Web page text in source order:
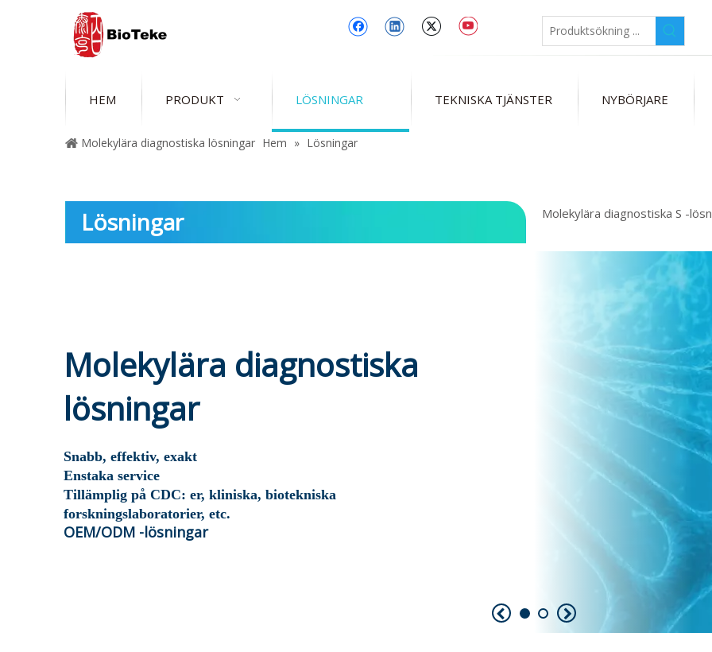
HEM PRODUKT LÖSNINGAR TEKNISKA TJÄNSTER NYBÖRJARE
Molekylära diagnostiska lösningar Hem » Lösningar
Lösningar Molekylära diagnostiska S -
Molekylära diagnostiska
lösningar
Snabb, effektiv, exakt
Enstaka service
Tillämplig på CDC: er, kliniska, biotekniska
forskningslaboratorier, etc.
OEM/ODM -lösningar